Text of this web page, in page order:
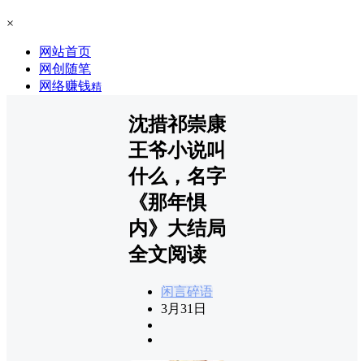
×
网站首页
网创随笔
网络赚钱精
沈措祁崇康
王爷小说叫
什么，名字
《那年惧
内》大结局
全文阅读
闲言碎语
3月31日